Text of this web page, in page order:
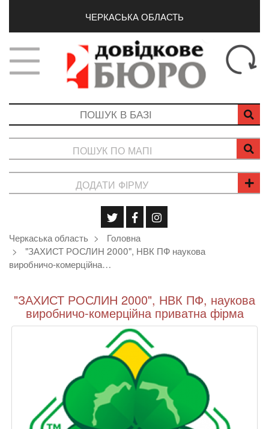
ЧЕРКАСЬКА ОБЛАСТЬ
ПОШУК ПО МАПІ
ДОДАТИ ФІРМУ
Черкаська область
Головна
"ЗАХИСТ РОСЛИН 2000", НВК ПФ наукова
виробничо-комерційна…
"ЗАХИСТ РОСЛИН 2000", НВК ПФ, наукова
виробничо-комерційна приватна фірма